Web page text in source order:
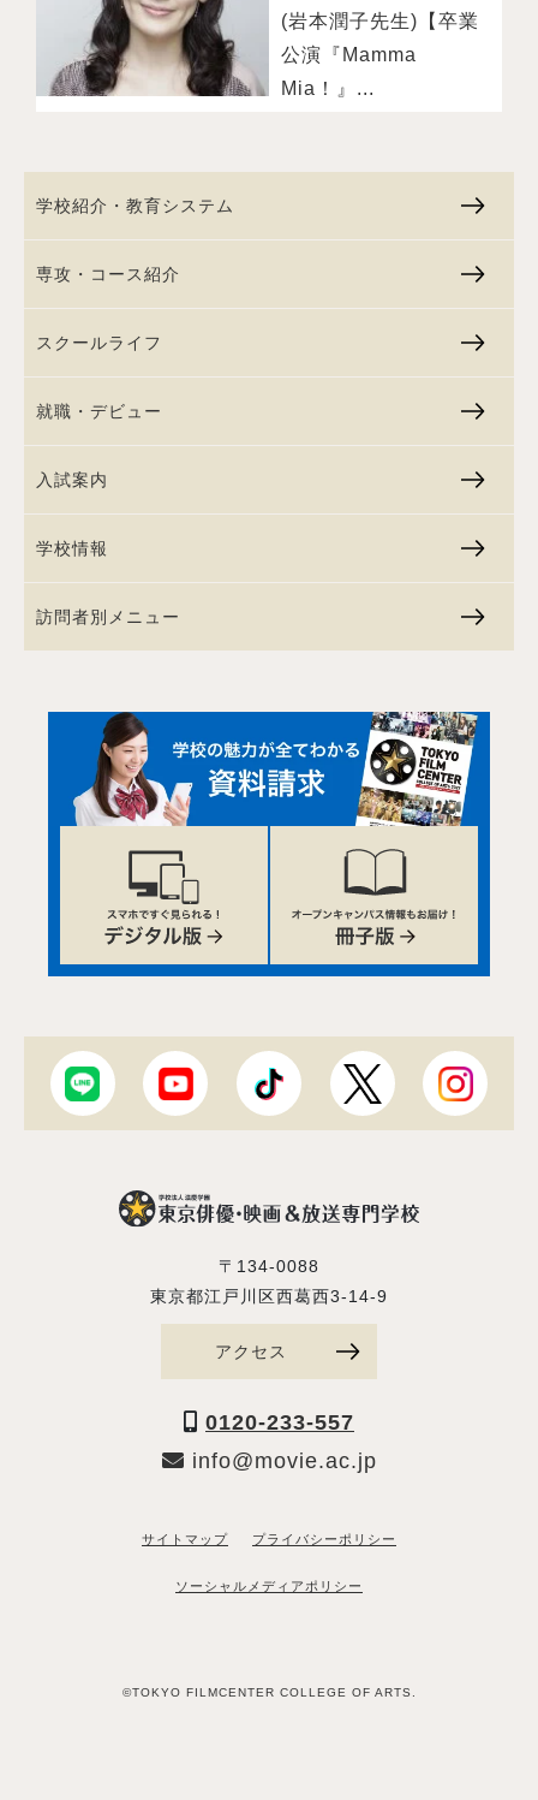
(岩本潤子先生)【卒業
公演『Mamma
Mia！』...
学校紹介・教育システム
専攻・コース紹介
スクールライフ
就職・デビュー
入試案内
学校情報
訪問者別メニュー
〒134-0088
東京都江戸川区西葛西3-14-9
アクセス
0120-233-557
info@movie.ac.jp
サイトマップ プライバシーポリシー
ソーシャルメディアポリシー
©TOKYO FILMCENTER COLLEGE OF ARTS.